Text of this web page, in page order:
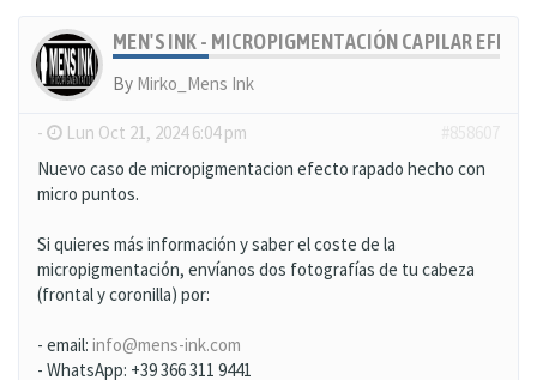
MEN'S INK - MICROPIGMENTACIÓN CAPILAR
By Mirko_Mens Ink
- Lun Oct 21, 2024 6:04 pm
Nuevo caso de micropigmentacion efecto rapado hecho con
micro puntos.
Si quieres más información y saber el coste de la
micropigmentación, envíanos dos fotografías de tu cabeza
(frontal y coronilla) por:
- email: info@mens-ink.com
- WhatsApp: +39 366 311 9441